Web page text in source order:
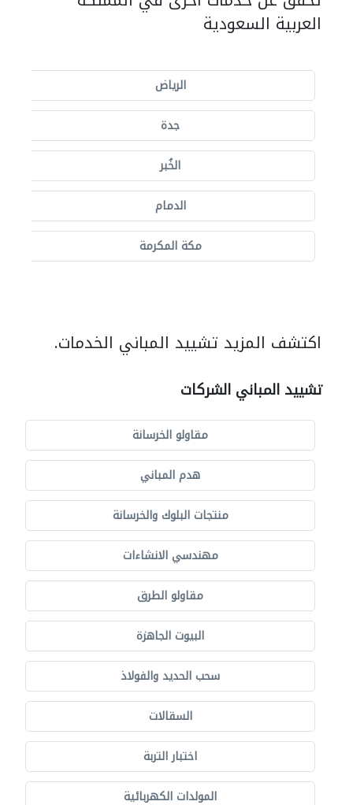
العربية السعودية
الرياض
جدة
الخُبر
الدمام
مكة المكرمة
اكتشف المزيد تشييد المباني الخدمات.
تشييد المباني الشركات
مقاولو الخرسانة
هدم المباني
منتجات البلوك والخرسانة
مهندسي الانشاءات
مقاولو الطرق
البيوت الجاهزة
سحب الحديد والفولاذ
السقالات
اختبار التربة
المولدات الكهربائية